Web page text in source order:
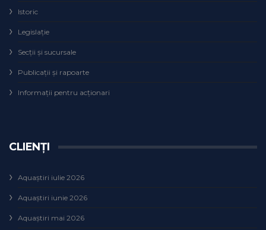
Istoric
Legislaţie
Secţii şi sucursale
Publicații și rapoarte
Informații pentru acționari
CLIENȚI
Aquaștiri iulie 2026
Aquaștiri iunie 2026
Aquaștiri mai 2026